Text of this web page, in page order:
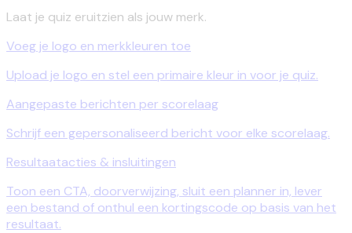
Laat je quiz eruitzien als jouw merk.
Voeg je logo en merkkleuren toe
Upload je logo en stel een primaire kleur in voor je quiz.
Aangepaste berichten per scorelaag
Schrijf een gepersonaliseerd bericht voor elke scorelaag.
Resultaatacties & insluitingen
Toon een CTA, doorverwijzing, sluit een planner in, lever
een bestand of onthul een kortingscode op basis van het
resultaat.